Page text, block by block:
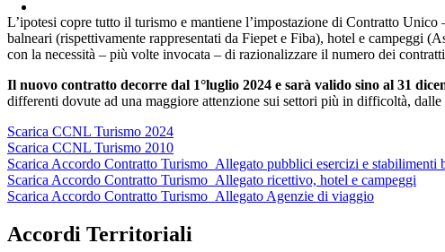
L’ipotesi copre tutto il turismo e mantiene l’impostazione di Contratto
balneari (rispettivamente rappresentati da Fiepet e Fiba), hotel e campeggi
con la necessità – più volte invocata – di razionalizzare il numero dei
Il nuovo contratto decorre dal 1°luglio 2024 e sarà valido sino al 31
differenti dovute ad una maggiore attenzione sui settori più in difficoltà, dalle
Scarica CCNL Turismo 2024
Scarica CCNL Turismo 2010
Scarica Accordo Contratto Turismo_Allegato pubblici esercizi e stabilimenti
Scarica Accordo Contratto Turismo_Allegato ricettivo, hotel e campeggi
Scarica Accordo Contratto Turismo_Allegato Agenzie di viaggio
Accordi Territoriali